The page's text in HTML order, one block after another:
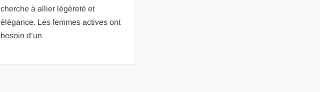
cherche à allier légèreté et
élégance. Les femmes actives ont
besoin d’un